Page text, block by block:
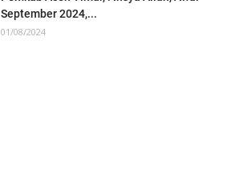
September 2024,...
01/08/2024